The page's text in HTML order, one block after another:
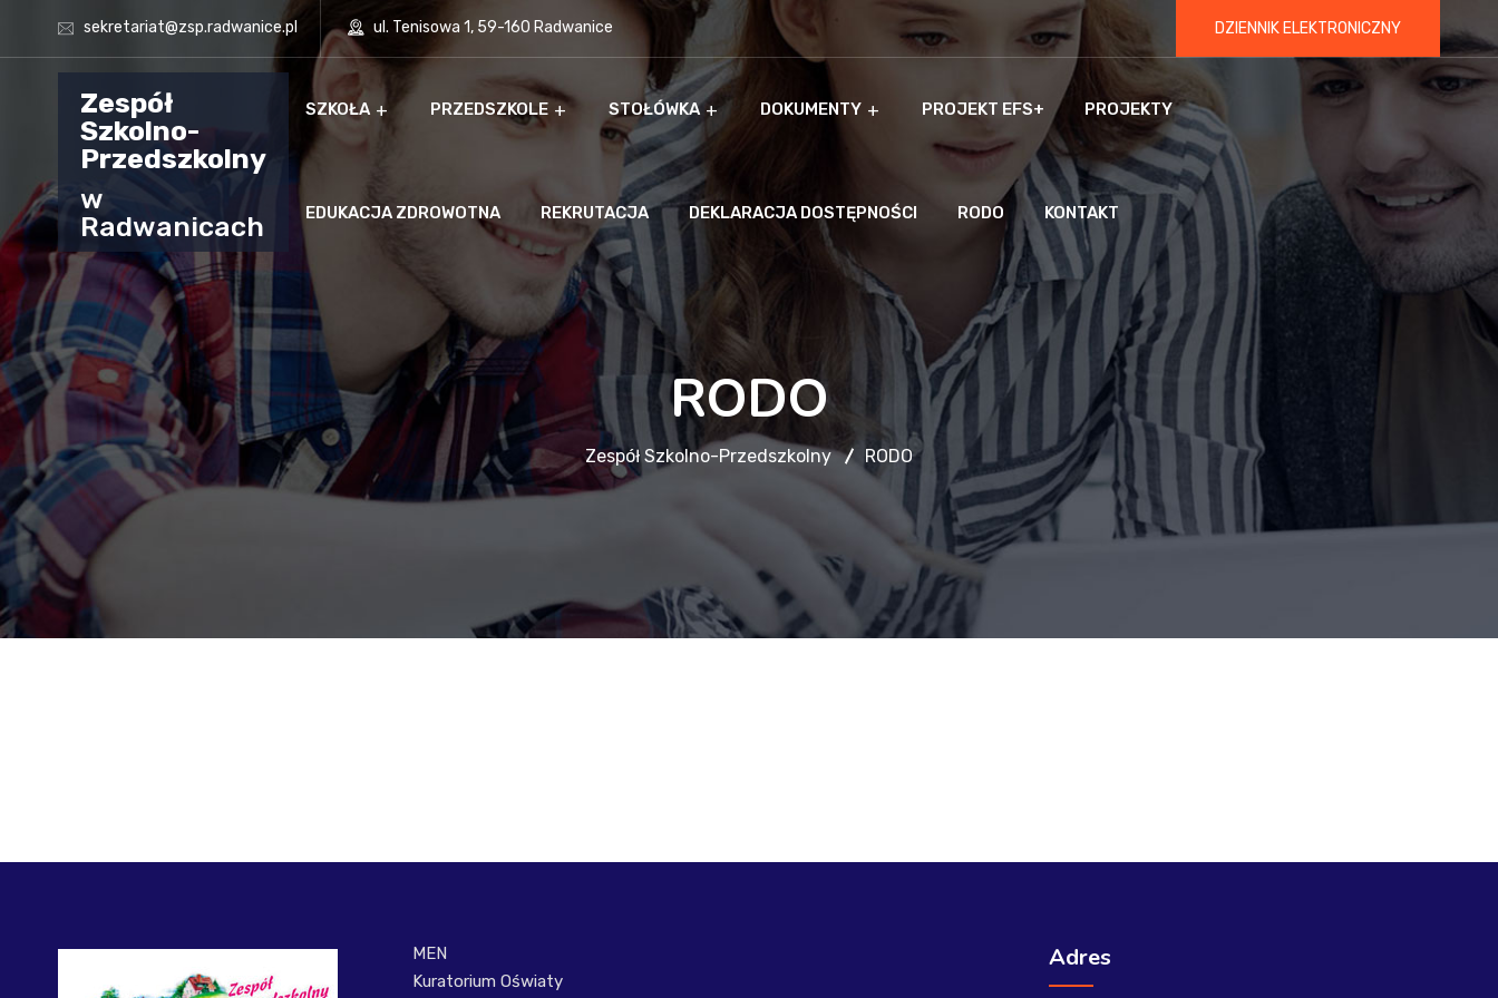
sekretariat@zsp.radwanice.pl ul. Tenisowa 1, 59-160 Radwanice DZIENNIK ELEKTRONICZNY
Zespół
Szkolno-
Przedszkolny
w
Radwanicach
SZKOŁA PRZEDSZKOLE STOŁÓWKA DOKUMENTY PROJEKT EFS+ PROJEKTY
EDUKACJA ZDROWOTNA REKRUTACJA DEKLARACJA DOSTĘPNOŚCI RODO KONTAKT
RODO
Zespół Szkolno-Przedszkolny RODO
MEN
Kuratorium Oświaty
Adres